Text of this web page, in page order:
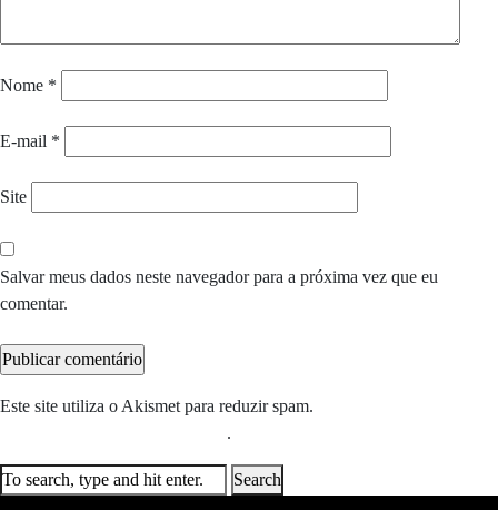
Nome *
E-mail *
Site
Salvar meus dados neste navegador para a próxima vez que eu
comentar.
Este site utiliza o Akismet para reduzir spam.
.
Search